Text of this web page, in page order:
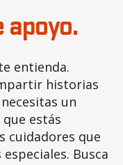
apoyo.
entienda.
historias
un
estás
cuidadores que
Busca